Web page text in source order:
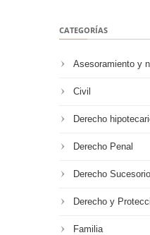
CATEGORÍAS
Asesoramiento y
Civil
Derecho
Derecho Penal
Derecho
Derecho y
Familia